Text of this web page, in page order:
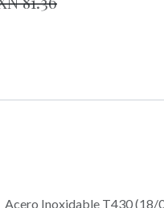
Acero Inoxidable T430 (18/